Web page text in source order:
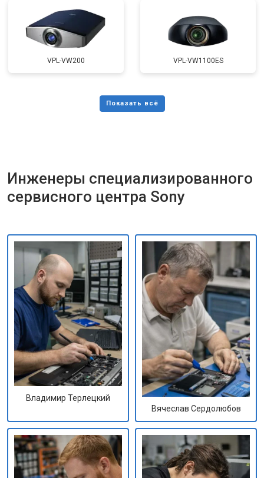
VPL-VW200 VPL-VW1100ES
Инженеры специализированного
сервисного центра Sony
Владимир Терлецкий
Вячеслав Сердолюбов